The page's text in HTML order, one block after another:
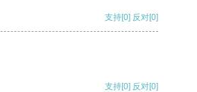
支持[0] 反对[0]
支持[0] 反对[0]